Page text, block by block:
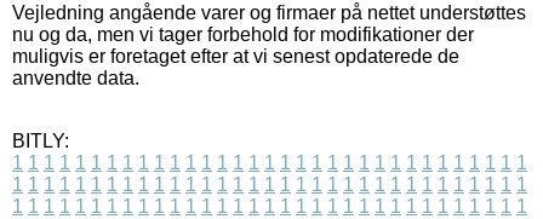
Vejledning angående varer og firmaer på nettet understøttes
nu og da, men vi tager forbehold for modifikationer der
muligvis er foretaget efter at vi senest opdaterede de
anvendte data.
BITLY:
1 1 1 1 1 1 1 1 1 1 1 1 1 1 1 1 1 1 1 1 1 1 1 1 1 1 1 1 1 1 1 1 1
1 1 1 1 1 1 1 1 1 1 1 1 1 1 1 1 1 1 1 1 1 1 1 1 1 1 1 1 1 1 1 1 1
1 1 1 1 1 1 1 1 1 1 1 1 1 1 1 1 1 1 1 1 1 1 1 1 1 1 1 1 1 1 1 1 1